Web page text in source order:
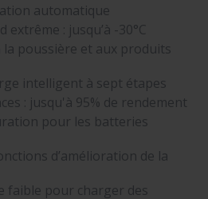
automatique
: jusqu’à -30°C
la poussière et aux produits
intelligent à sept étapes
: jusqu'à 95% de rendement
pour les batteries
d’amélioration de la
faible pour charger des